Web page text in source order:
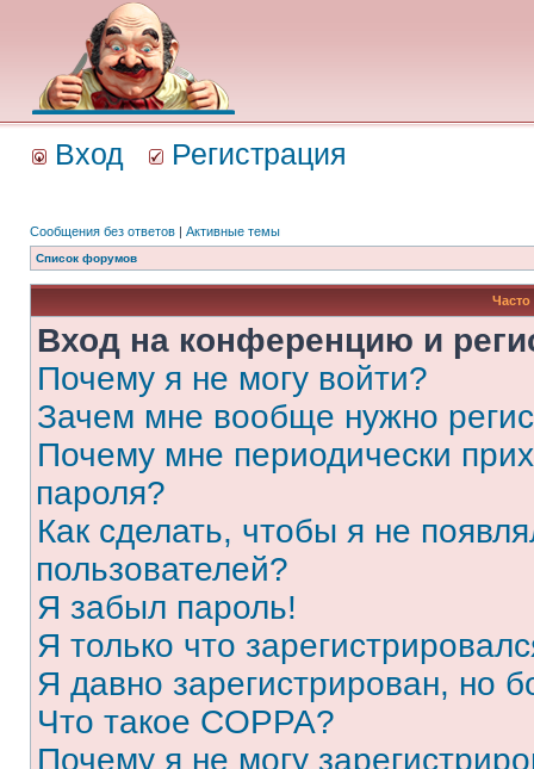
Вход Регистрация
Сообщения без ответов | Активные темы
Список форумов
Вход на конференцию и
Почему я не могу войти?
Зачем мне вообще нужно
Почему мне периодически
пароля?
Как сделать, чтобы я не
пользователей?
Я забыл пароль!
Я только что
Я давно зарегистрирован, но
Что такое COPPA?
Почему я не могу